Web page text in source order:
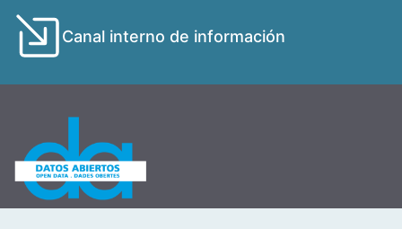
Canal interno de información